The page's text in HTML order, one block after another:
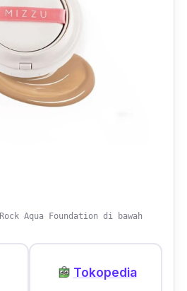
pori besar, flek atau
baik.
Aqua Foundation di bawah
Tokopedia